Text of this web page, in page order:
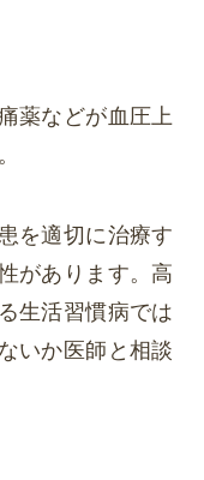
薬などが血圧上
を適切に治療す
があります。高
生活習慣病では
いか医師と相談